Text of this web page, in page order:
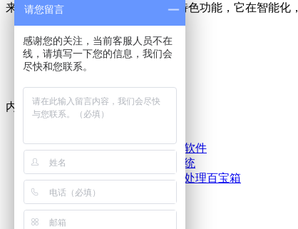
来电通来电弹屏软件 有很多自己的特色功能，它在智能
内容 Content
[中琅]领跑标签条码打印软件
[中琅]金盾防伪防窜货系统
[中琅]飞梭TXT文本数据处理百宝箱
服务中心
服务项目
技术文档
请您留言
感谢您的关注，当前客服人员不在
线，请填写一下您的信息，我们会
尽快和您联系。